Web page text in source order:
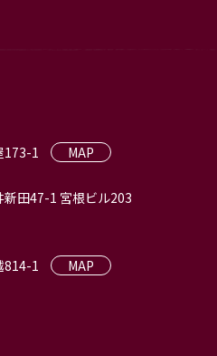
173-1
MAP
田47-1 宮根ビル203
814-1
MAP